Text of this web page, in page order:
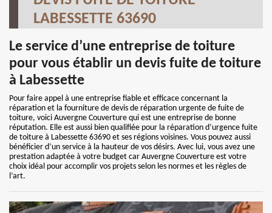
LABESSETTE 63690
Le service d’une entreprise de toiture
pour vous établir un devis fuite de toiture
à Labessette
Pour faire appel à une entreprise fiable et efficace concernant la
réparation et la fourniture de devis de réparation urgente de fuite de
toiture, voici Auvergne Couverture qui est une entreprise de bonne
réputation. Elle est aussi bien qualifiée pour la réparation d’urgence fuite
de toiture à Labessette 63690 et ses régions voisines. Vous pouvez aussi
bénéficier d’un service à la hauteur de vos désirs. Avec lui, vous avez une
prestation adaptée à votre budget car Auvergne Couverture est votre
choix idéal pour accomplir vos projets selon les normes et les règles de
l’art.